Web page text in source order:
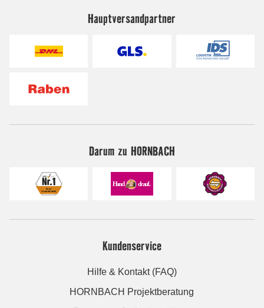
Hauptversandpartner
Darum zu HORNBACH
Kundenservice
Hilfe & Kontakt (FAQ)
HORNBACH Projektberatung